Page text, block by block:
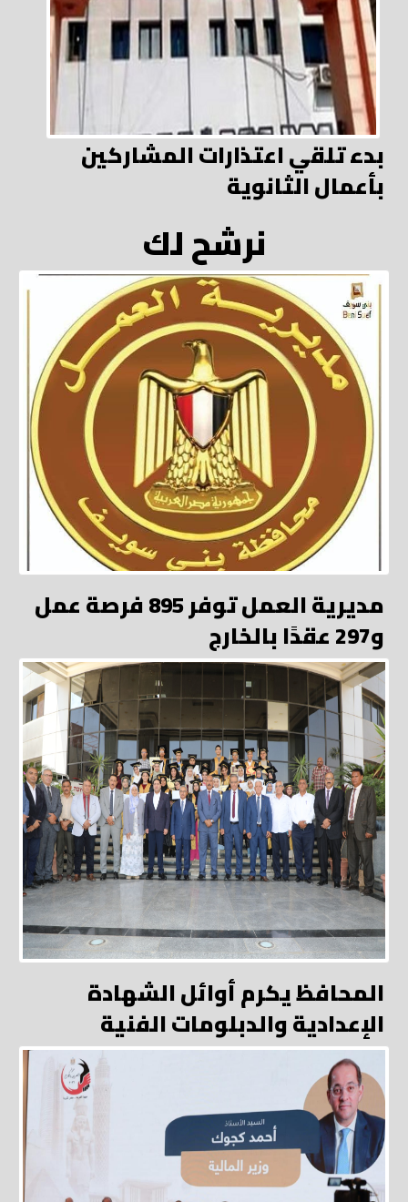
بدء تلقي اعتذارات المشاركين
بأعمال الثانوية
نرشح لك
مديرية العمل توفر 895 فرصة عمل
و297 عقدًا بالخارج
المحافظ يكرم أوائل الشهادة
الإعدادية والدبلومات الفنية